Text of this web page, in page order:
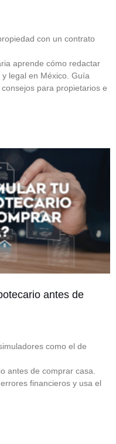
con un contrato
aprende cómo redactar
legal en México. Guía
para propietarios e
antes de
como el de
antes de comprar casa.
financieros y usa el